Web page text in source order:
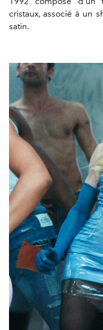
cristaux, associé à un
satin.